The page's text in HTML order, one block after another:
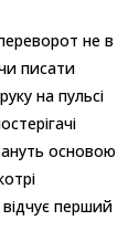
не в
писати
на пульсі
основою
перший